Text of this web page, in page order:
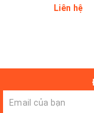
Liên hệ